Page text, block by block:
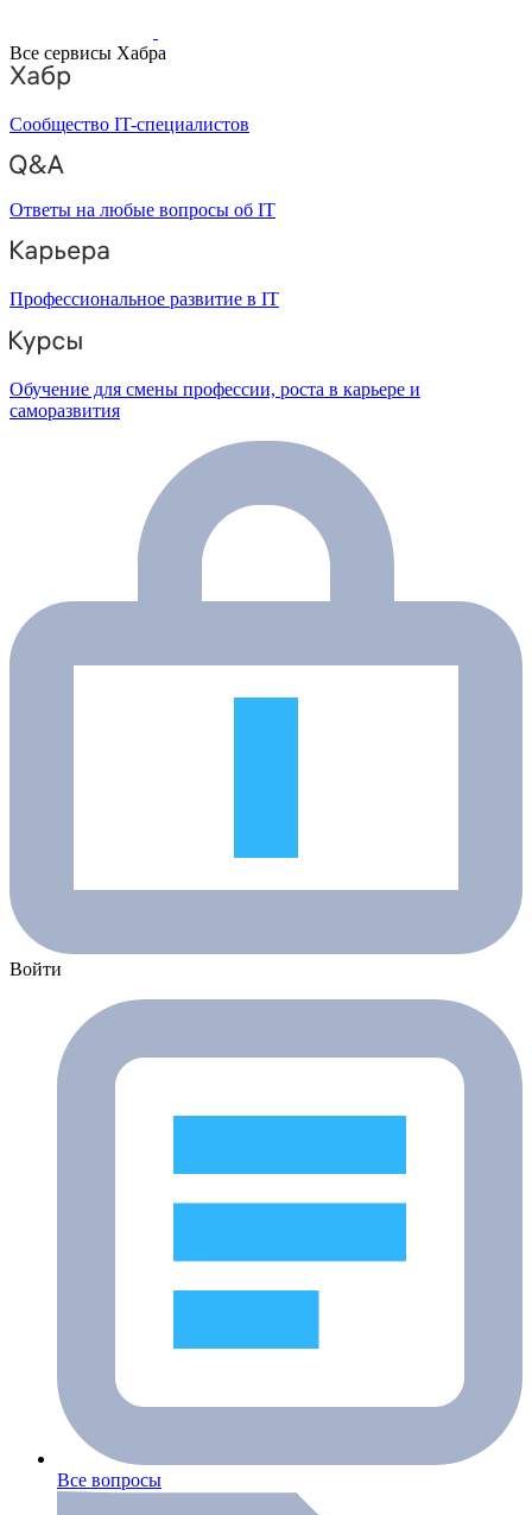
Все сервисы Хабра
Сообщество IT-специалистов
Ответы на любые вопросы об IT
Профессиональное развитие в IT
Обучение для смены профессии, роста в карьере и
саморазвития
Войти
Все вопросы